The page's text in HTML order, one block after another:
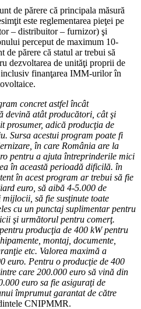
de părere că principala măsură
este reglementarea pieţei pe
– distribuitor – furnizor) şi
perceput de maximum 10-
de părere că statul ar trebui să
dezvoltarea de unităţi proprii de
finanţarea IMM-urilor în
concret astfel încât
devină atât producători, cât şi
prosumer, adică producţia de
Sursa acestui program poate fi
în care România are la
pentru a ajuta întreprinderile mici
în această perioadă dificilă. în
în acest program ar trebui să fie
euro, să aibă 4-5.000 de
să fie susţinute toate
cu un punctaj suplimentar pentru
şi următorul pentru comerţ.
producţia de 400 kW pentru
montaj, documente,
etc. Valorea maximă a
euro. Pentru o producţie de 400
care 200.000 euro să vină din
euro sa fie asiguraţi de
împrumut garantat de către
CNIPMMR.